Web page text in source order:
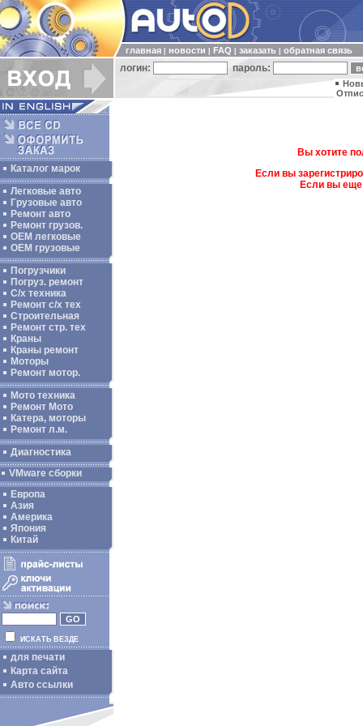
главная новости FAQ заказать обратная связь
логин: пароль:
Каталог марок
Легковые авто
Грузовые авто
Ремонт авто
Ремонт грузов.
ОЕМ легковые
OEM грузовые
Погрузчики
Погруз. ремонт
С/х техника
Ремонт с/х тех
Строительная
Ремонт стр. тех
Краны
Краны ремонт
Моторы
Ремонт мотор.
Мото техника
Ремонт Мото
Катера, моторы
Ремонт л.м.
Диагностика
VMware сборки
Европа
Азия
Америка
Япония
Китай
ИСКАТЬ ВЕЗДЕ
для печати
Карта сайта
Авто ссылки
Вы хотите
Если вы
Если вы еще